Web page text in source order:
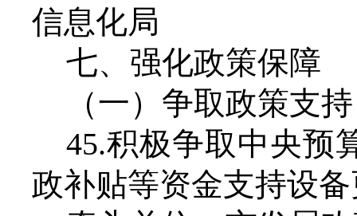
信息化局
七、 强化政策保障
（一）争取政策支持
45.积极争取中央预
政补贴等资金支持设